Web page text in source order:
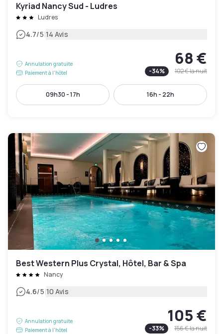
Kyriad Nancy Sud - Ludres
Ludres
4.7/5|14 Avis
Annulation gratuite
Paiement à l'hôtel
68 €
-34% 102 €la nuit
09h30 - 17h 16h - 22h
Best Western Plus Crystal, Hôtel, Bar & Spa
Nancy
4.6/5|10 Avis
Annulation gratuite
Paiement à l'hôtel
105 €
-33% 156 €la nuit